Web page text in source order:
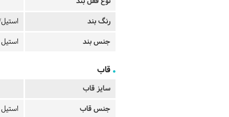
رنگ بند
جنس بند
استیل
قاب
سایز قاب
جنس قاب
استیل